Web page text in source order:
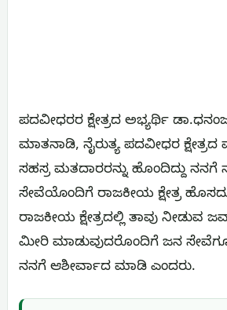
ಪದವೀಧರರ ಕ್ಷೇತ್ರದ ಅಭ್ಯರ್ಥಿ
ಮಾತನಾಡಿ, ನೈರುತ್ಯ ಪದವೀಧರ ಕ್ಷೇತ್ರದ
ಸಹಸ್ರ ಮತದಾರರನ್ನು ಹೊಂದಿದ್ದು ನನಗೆ
ಸೇವೆಯೊಂದಿಗೆ ರಾಜಕೀಯ ಕ್ಷೇತ್ರ
ರಾಜಕೀಯ ಕ್ಷೇತ್ರದಲ್ಲಿ ತಾವು ನೀಡುವ
ಮೀರಿ ಮಾಡುವುದರೊಂದಿಗೆ ಜನ
ನನಗೆ ಆಶೀರ್ವಾದ ಮಾಡಿ ಎಂದರು.